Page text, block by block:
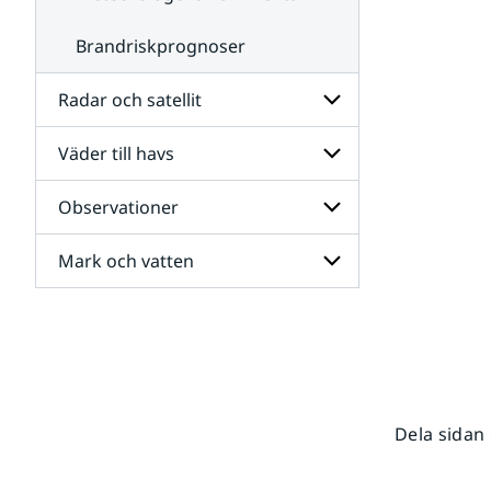
Brandriskprognoser
Radar och satellit
Undersidor
för
Radar
och
satellit
Väder till havs
Undersidor
för
Väder
till
havs
Observationer
Undersidor
för
Mark och vatten
Dela sidan